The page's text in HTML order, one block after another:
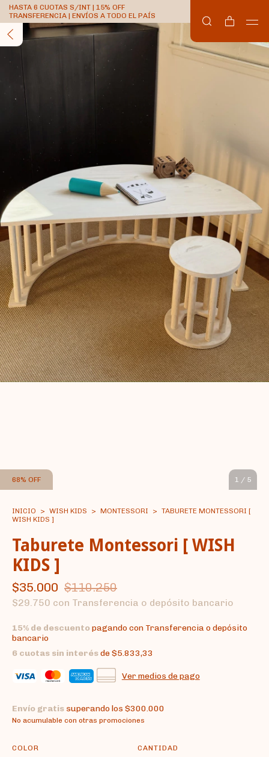
HASTA 6 CUOTAS S/INT | 15% OFF
TRANSFERENCIA | ENVÍOS A TODO EL PAÍS
68% OFF 1 / 5
INICIO > WISH KIDS > MONTESSORI > TABURETE MONTESSORI [
WISH KIDS ]
Taburete Montessori [ WISH
KIDS ]
$35.000 $110.250
$29.750 con Transferencia o depósito bancario
15% de descuentopagando con Transferencia o depósito
bancario
6 cuotas sin interésde$5.833,33
Ver medios de pago
Envío gratis superando los $300.000
No acumulable con otras promociones
COLOR CANTIDAD